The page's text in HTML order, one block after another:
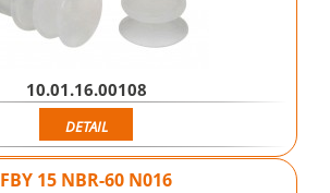
10.01.16.00108
DETAIL
FBY 15 NBR-60 N016